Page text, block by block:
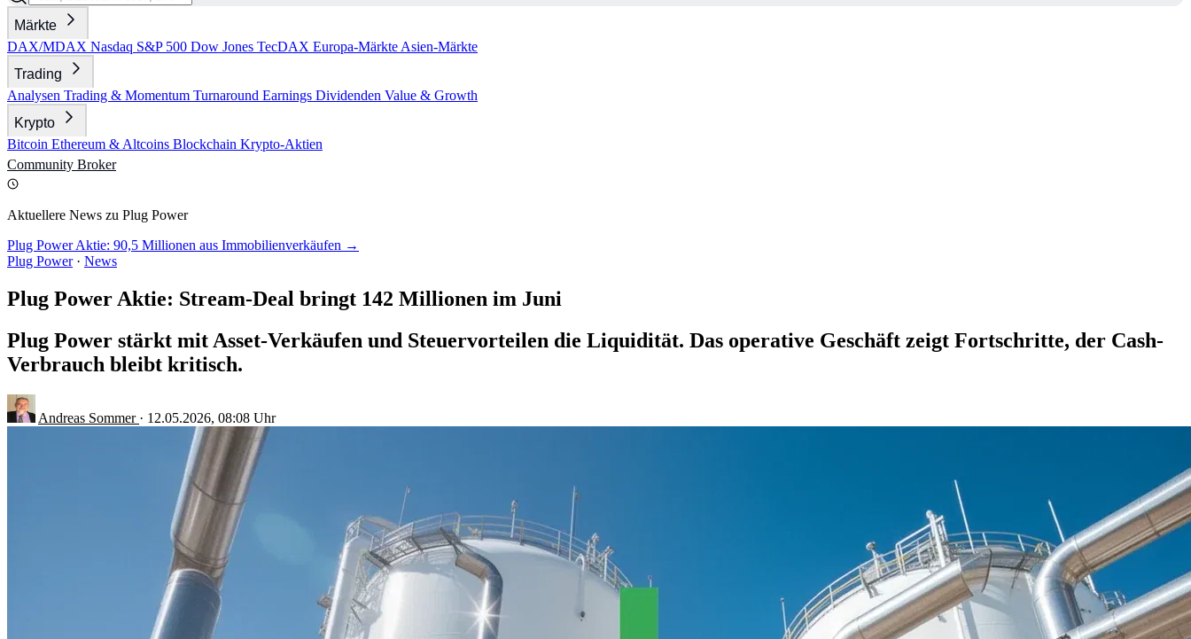
Märkte
DAX/MDAX Nasdaq S&P 500 Dow Jones TecDAX Europa-Märkte Asien-Märkte
Trading
Analysen Trading & Momentum Turnaround Earnings Dividenden Value & Growth
Krypto
Bitcoin Ethereum & Altcoins Blockchain Krypto-Aktien
Community Broker
Aktuellere News zu Plug Power
Plug Power Aktie: 90,5 Millionen aus Immobilienverkäufen →
Plug Power · News
Plug Power Aktie: Stream-Deal bringt 142 Millionen im Juni
Plug Power stärkt mit Asset-Verkäufen und Steuervorteilen die Liquidität. Das operative Geschäft zeigt Fortschritte, der Cash-
Verbrauch bleibt kritisch.
Andreas Sommer · 12.05.2026, 08:08 Uhr